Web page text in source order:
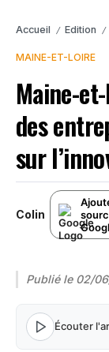
Accueil / Edition /
MAINE-ET-LOIRE
Maine-
des
sur
Colin
Publié le 02/
Écouter